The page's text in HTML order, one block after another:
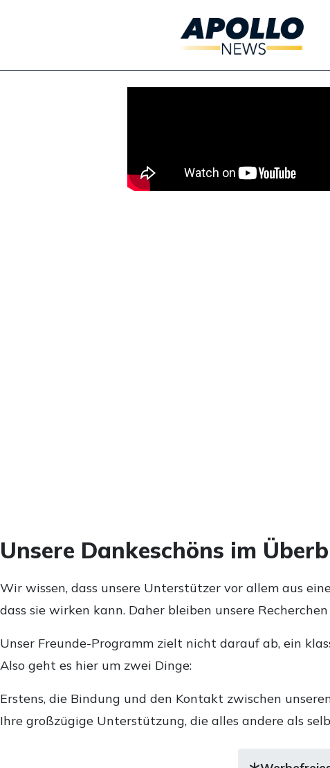
Unsere Dankeschöns im
Wir wissen, dass unsere Unterstützer vor allem aus
dass sie wirken kann. Daher bleiben unsere
Unser Freunde-Programm zielt nicht darauf ab, ein
Also geht es hier um zwei Dinge:
Erstens, die Bindung und den Kontakt zwischen
Ihre großzügige Unterstützung, die alles andere als